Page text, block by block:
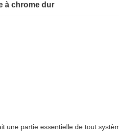
à chrome dur
une partie essentielle de tout